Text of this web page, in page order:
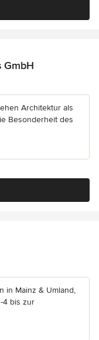
GmbH
Architektur als
Besonderheit des
in Mainz & Umland,
4 bis zur